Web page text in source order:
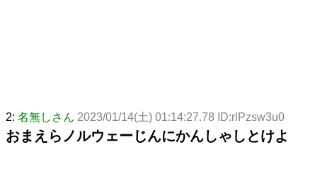
2: 名無しさん 2023/01/14(土) 01:14:27.78 ID:rlPzsw3u0
おまえらノルウェーじんにかんしゃしとけよ